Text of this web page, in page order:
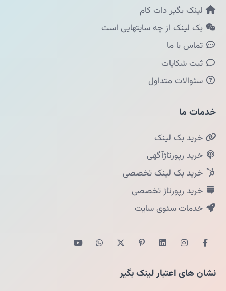
لینک بگیر دات کام
بک لینک از چه سایتهایی است
تماس با ما
ثبت شکایات
سئوالات متداول
خدمات ما
خرید بک لینک
خرید رپورتاژآگهی
خرید بک لینک تخصصی
خرید رپورتاژ تخصصی
خدمات سئوی سایت
نشان های اعتبار لینک بگیر